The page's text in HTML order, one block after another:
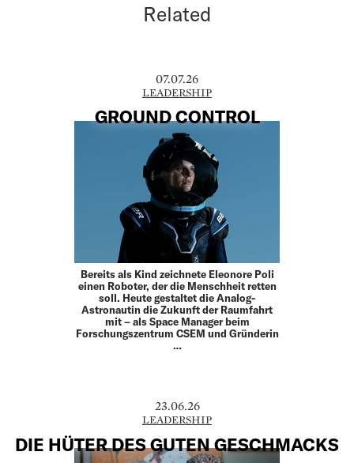
Related
07.07.26
LEADERSHIP
GROUND CONTROL
Bereits als Kind zeichnete Eleonore Poli
einen Roboter, der die Menschheit retten
soll. Heute gestaltet die Analog-
Astronautin die Zukunft der Raumfahrt
mit – als Space Manager beim
Forschungszentrum CSEM und Gründerin
…
23.06.26
LEADERSHIP
DIE HÜTER DES GUTEN GESCHMACKS